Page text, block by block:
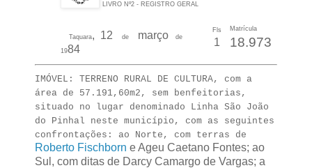
LIVRO Nº2 - REGISTRO GERAL
Taquara, 12 de março
de
1984
Fls
1
Matrícula
18.973
IMÓVEL: TERRENO RURAL DE CULTURA, com a
área de 57.191,60m2, sem benfeitorias,
situado no lugar denominado Linha São João
do Pinhal neste município, com as seguintes
confrontações: ao Norte, com terras de
Roberto Fischborn e Ageu Caetano Fontes; ao
Sul, com ditas de Darcy Camargo de Vargas; a